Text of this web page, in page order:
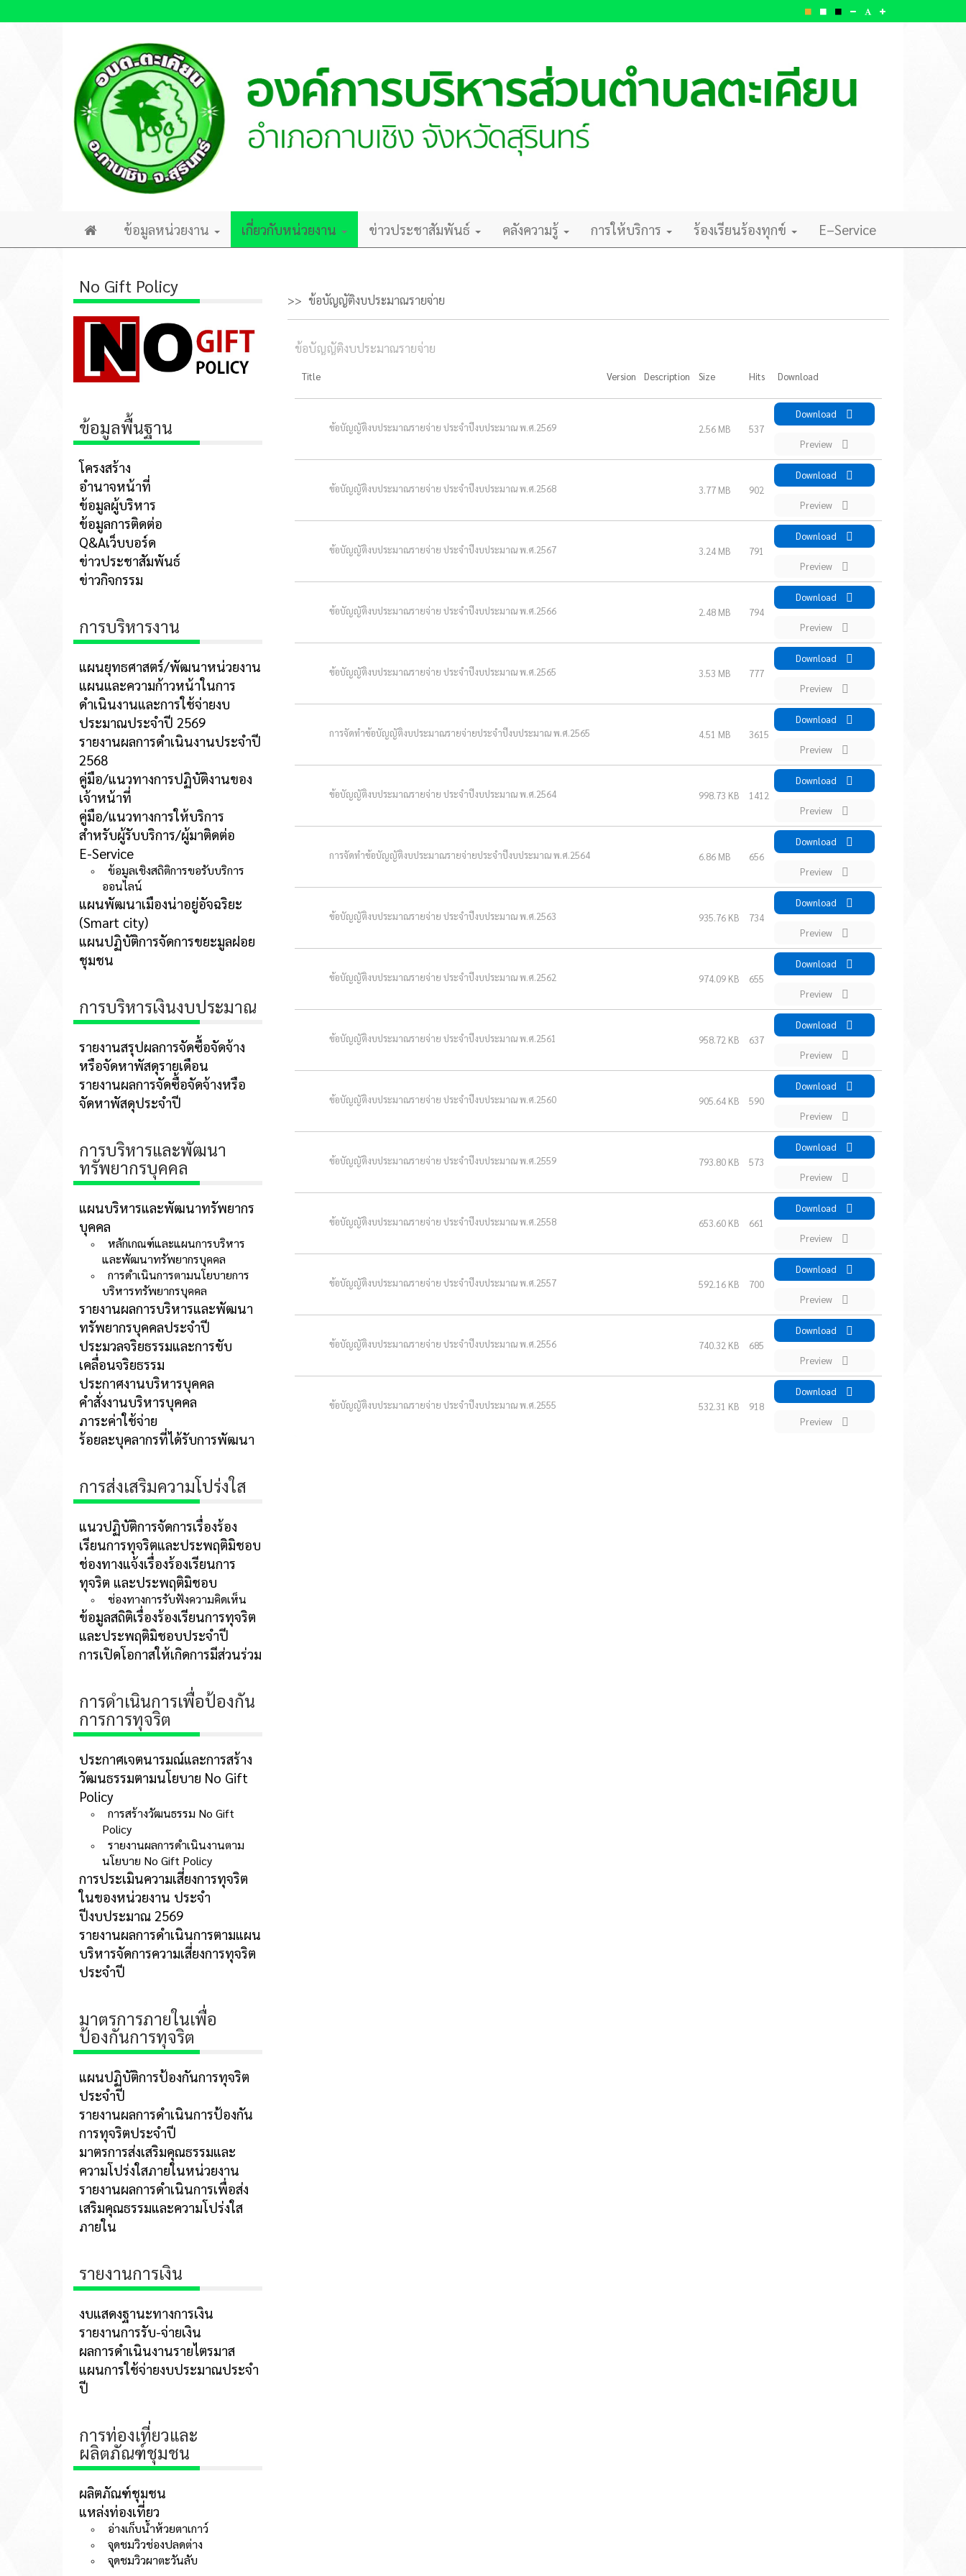
ข้อมูลหน่วยงาน เกี่ยวกับหน่วยงาน ข่าวประชาสัมพันธ์ คลังความรู้ การให้บริการ ร้องเรียนร้องทุกข์ E–Service
ข้อบัญญัติงบประมาณรายจ่าย
ข้อบัญญัติงบประมาณรายจ่าย
Title Version Description Size Hits Download
ข้อบัญญัติงบประมาณรายจ่าย ประจำปีงบประมาณ พ.ศ.2569 2.56 MB 537
Download
Preview
ข้อบัญญัติงบประมาณรายจ่าย ประจำปีงบประมาณ พ.ศ.2568 3.77 MB 902
Download
Preview
ข้อบัญญัติงบประมาณรายจ่าย ประจำปีงบประมาณ พ.ศ.2567 3.24 MB 791
Download
Preview
ข้อบัญญัติงบประมาณรายจ่าย ประจำปีงบประมาณ พ.ศ.2566 2.48 MB 794
Download
Preview
ข้อบัญญัติงบประมาณรายจ่าย ประจำปีงบประมาณ พ.ศ.2565 3.53 MB 777
Download
Preview
การจัดทำข้อบัญญัติงบประมาณรายจ่ายประจำปีงบประมาณ พ.ศ.2565 4.51 MB 3615
Download
Preview
ข้อบัญญัติงบประมาณรายจ่าย ประจำปีงบประมาณ พ.ศ.2564 998.73 KB 1412
Download
Preview
การจัดทำข้อบัญญัติงบประมาณรายจ่ายประจำปีงบประมาณ พ.ศ.2564 6.86 MB 656
Download
Preview
ข้อบัญญัติงบประมาณรายจ่าย ประจำปีงบประมาณ พ.ศ.2563 935.76 KB 734
Download
Preview
ข้อบัญญัติงบประมาณรายจ่าย ประจำปีงบประมาณ พ.ศ.2562 974.09 KB 655
Download
Preview
ข้อบัญญัติงบประมาณรายจ่าย ประจำปีงบประมาณ พ.ศ.2561 958.72 KB 637
Download
Preview
ข้อบัญญัติงบประมาณรายจ่าย ประจำปีงบประมาณ พ.ศ.2560 905.64 KB 590
Download
Preview
ข้อบัญญัติงบประมาณรายจ่าย ประจำปีงบประมาณ พ.ศ.2559 793.80 KB 573
Download
Preview
ข้อบัญญัติงบประมาณรายจ่าย ประจำปีงบประมาณ พ.ศ.2558 653.60 KB 661
Download
Preview
ข้อบัญญัติงบประมาณรายจ่าย ประจำปีงบประมาณ พ.ศ.2557 592.16 KB 700
Download
Preview
ข้อบัญญัติงบประมาณรายจ่าย ประจำปีงบประมาณ พ.ศ.2556 740.32 KB 685
Download
Preview
ข้อบัญญัติงบประมาณรายจ่าย ประจำปีงบประมาณ พ.ศ.2555 532.31 KB 918
Download
Preview
No Gift Policy
ข้อมูลพื้นฐาน
โครงสร้าง
อำนาจหน้าที่
ข้อมูลผู้บริหาร
ข้อมูลการติดต่อ
Q&Aเว็บบอร์ด
ข่าวประชาสัมพันธ์
ข่าวกิจกรรม
การบริหารงาน
แผนยุทธศาสตร์/พัฒนาหน่วยงาน
แผนและความก้าวหน้าในการ
ดำเนินงานและการใช้จ่ายงบ
ประมาณประจำปี 2569
รายงานผลการดำเนินงานประจำปี
2568
คู่มือ/แนวทางการปฏิบัติงานของ
เจ้าหน้าที่
คู่มือ/แนวทางการให้บริการ
สำหรับผู้รับบริการ/ผู้มาติดต่อ
E-Service
ข้อมูลเชิงสถิติการขอรับบริการ
ออนไลน์
แผนพัฒนาเมืองน่าอยู่อัจฉริยะ
(Smart city)
แผนปฏิบัติการจัดการขยะมูลฝอย
ชุมชน
การบริหารเงินงบประมาณ
รายงานสรุปผลการจัดซื้อจัดจ้าง
หรือจัดหาพัสดุรายเดือน
รายงานผลการจัดซื้อจัดจ้างหรือ
จัดหาพัสดุประจำปี
การบริหารและพัฒนา
ทรัพยากรบุคคล
แผนบริหารและพัฒนาทรัพยากร
บุคคล
หลักเกณฑ์และแผนการบริหาร
และพัฒนาทรัพยากรบุคคล
การดำเนินการตามนโยบายการ
บริหารทรัพยากรบุคคล
รายงานผลการบริหารและพัฒนา
ทรัพยากรบุคคลประจำปี
ประมวลจริยธรรมและการขับ
เคลื่อนจริยธรรม
ประกาศงานบริหารบุคคล
คำสั่งงานบริหารบุคคล
ภาระค่าใช้จ่าย
ร้อยละบุคลากรที่ได้รับการพัฒนา
การส่งเสริมความโปร่งใส
แนวปฏิบัติการจัดการเรื่องร้อง
เรียนการทุจริตและประพฤติมิชอบ
ช่องทางแจ้งเรื่องร้องเรียนการ
ทุจริต และประพฤติมิชอบ
ช่องทางการรับฟังความคิดเห็น
ข้อมูลสถิติเรื่องร้องเรียนการทุจริต
และประพฤติมิชอบประจำปี
การเปิดโอกาสให้เกิดการมีส่วนร่วม
การดำเนินการเพื่อป้องกัน
การการทุจริต
ประกาศเจตนารมณ์และการสร้าง
วัฒนธรรมตามนโยบาย No Gift
Policy
การสร้างวัฒนธรรม No Gift
Policy
รายงานผลการดำเนินงานตาม
นโยบาย No Gift Policy
การประเมินความเสี่ยงการทุจริต
ในของหน่วยงาน ประจำ
ปีงบประมาณ 2569
รายงานผลการดำเนินการตามแผน
บริหารจัดการความเสี่ยงการทุจริต
ประจำปี
มาตรการภายในเพื่อ
ป้องกันการทุจริต
แผนปฏิบัติการป้องกันการทุจริต
ประจำปี
รายงานผลการดำเนินการป้องกัน
การทุจริตประจำปี
มาตรการส่งเสริมคุณธรรมและ
ความโปร่งใสภายในหน่วยงาน
รายงานผลการดำเนินการเพื่อส่ง
เสริมคุณธรรมและความโปร่งใส
ภายใน
รายงานการเงิน
งบแสดงฐานะทางการเงิน
รายงานการรับ-จ่ายเงิน
ผลการดำเนินงานรายไตรมาส
แผนการใช้จ่ายงบประมาณประจำ
ปี
การท่องเที่ยวและ
ผลิตภัณฑ์ชุมชน
ผลิตภัณฑ์ชุมชน
แหล่งท่องเที่ยว
อ่างเก็บน้ำห้วยตาเกาว์
จุดชมวิวช่องปลดต่าง
จุดชมวิวผาตะวันลับ